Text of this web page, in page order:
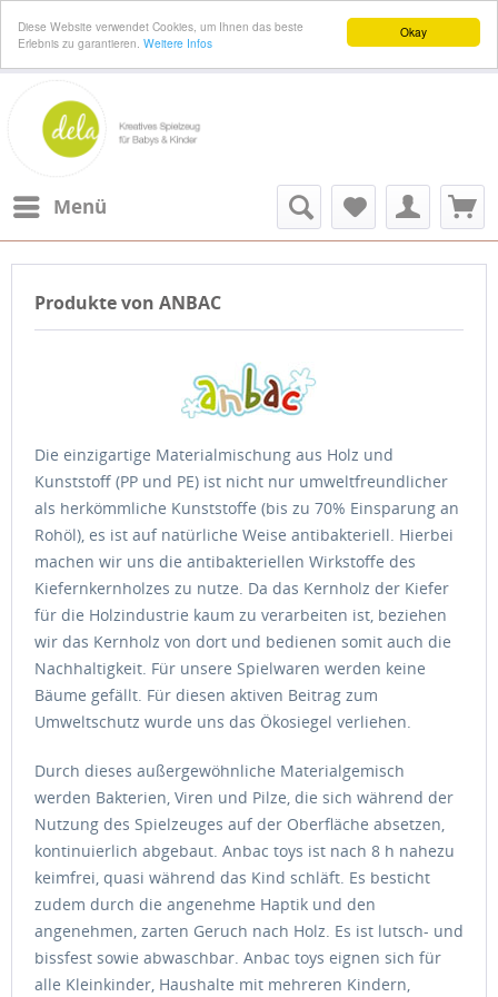
Okay
Diese Website verwendet Cookies, um Ihnen das beste
Erlebnis zu garantieren. Weitere Infos
Menü
Produkte von ANBAC
Die einzigartige Materialmischung aus Holz und
Kunststoff (PP und PE) ist nicht nur umweltfreundlicher
als herkömmliche Kunststoffe (bis zu 70% Einsparung an
Rohöl), es ist auf natürliche Weise antibakteriell. Hierbei
machen wir uns die antibakteriellen Wirkstoffe des
Kiefernkernholzes zu nutze. Da das Kernholz der Kiefer
für die Holzindustrie kaum zu verarbeiten ist, beziehen
wir das Kernholz von dort und bedienen somit auch die
Nachhaltigkeit. Für unsere Spielwaren werden keine
Bäume gefällt. Für diesen aktiven Beitrag zum
Umweltschutz wurde uns das Ökosiegel verliehen.
Durch dieses außergewöhnliche Materialgemisch
werden Bakterien, Viren und Pilze, die sich während der
Nutzung des Spielzeuges auf der Oberfläche absetzen,
kontinuierlich abgebaut. Anbac toys ist nach 8 h nahezu
keimfrei, quasi während das Kind schläft. Es besticht
zudem durch die angenehme Haptik und den
angenehmen, zarten Geruch nach Holz. Es ist lutsch- und
bissfest sowie abwaschbar. Anbac toys eignen sich für
alle Kleinkinder, Haushalte mit mehreren Kindern,